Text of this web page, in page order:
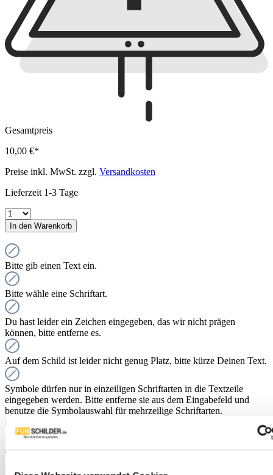
Gesamtpreis
10,00 €*
Preise inkl. MwSt. zzgl. Versandkosten
Lieferzeit 1-3 Tage
In den Warenkorb
Bitte gib einen Text ein.
Bitte wähle eine Schriftart.
Du hast leider ein Zeichen eingegeben, das wir nicht prägen
können, bitte entferne es.
Auf dem Schild ist leider nicht genug Platz, bitte kürze Deinen Text.
Symbole dürfen nur in einzeiligen Schriftarten in die Textzeile
eingegeben werden. Bitte entferne sie aus dem Eingabefeld und
benutze die Symbolauswahl für mehrzeilige Schriftarten.
concretePreRenderChecks nicht implementiert